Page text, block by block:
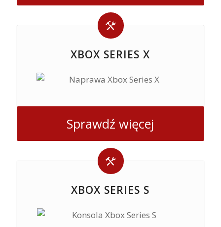
XBOX SERIES X
Sprawdź więcej
XBOX SERIES S